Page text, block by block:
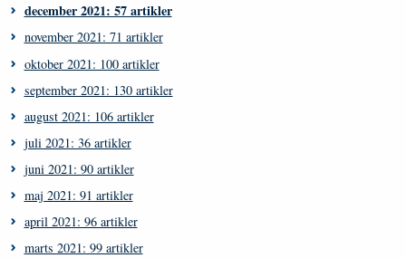
december 2021: 57 artikler
november 2021: 71 artikler
oktober 2021: 100 artikler
september 2021: 130 artikler
august 2021: 106 artikler
juli 2021: 36 artikler
juni 2021: 90 artikler
maj 2021: 91 artikler
april 2021: 96 artikler
marts 2021: 99 artikler